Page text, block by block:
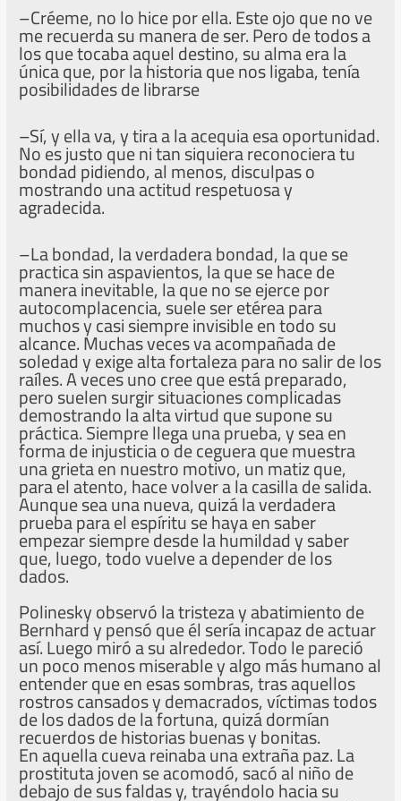
–Créeme, no lo hice por ella. Este ojo que no ve
me recuerda su manera de ser. Pero de todos a
los que tocaba aquel destino, su alma era la
única que, por la historia que nos ligaba, tenía
posibilidades de librarse
–Sí, y ella va, y tira a la acequia esa oportunidad.
No es justo que ni tan siquiera reconociera tu
bondad pidiendo, al menos, disculpas o
mostrando una actitud respetuosa y
agradecida.
–La bondad, la verdadera bondad, la que se
practica sin aspavientos, la que se hace de
manera inevitable, la que no se ejerce por
autocomplacencia, suele ser etérea para
muchos y casi siempre invisible en todo su
alcance. Muchas veces va acompañada de
soledad y exige alta fortaleza para no salir de los
raíles. A veces uno cree que está preparado,
pero suelen surgir situaciones complicadas
demostrando la alta virtud que supone su
práctica. Siempre llega una prueba, y sea en
forma de injusticia o de ceguera que muestra
una grieta en nuestro motivo, un matiz que,
para el atento, hace volver a la casilla de salida.
Aunque sea una nueva, quizá la verdadera
prueba para el espíritu se haya en saber
empezar siempre desde la humildad y saber
que, luego, todo vuelve a depender de los
dados.
Polinesky observó la tristeza y abatimiento de
Bernhard y pensó que él sería incapaz de actuar
así. Luego miró a su alrededor. Todo le pareció
un poco menos miserable y algo más humano al
entender que en esas sombras, tras aquellos
rostros cansados y demacrados, víctimas todos
de los dados de la fortuna, quizá dormían
recuerdos de historias buenas y bonitas.
En aquella cueva reinaba una extraña paz. La
prostituta joven se acomodó, sacó al niño de
debajo de sus faldas y, trayéndolo hacia su